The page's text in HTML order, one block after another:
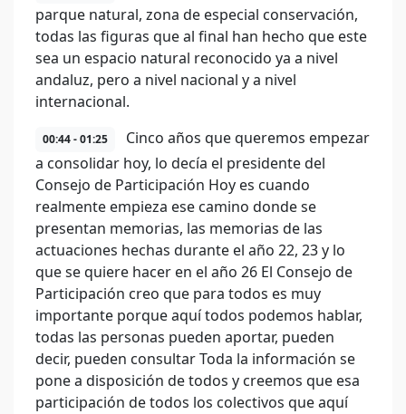
parque natural, zona de especial conservación,
todas las figuras que al final han hecho que este
sea un espacio natural reconocido ya a nivel
andaluz, pero a nivel nacional y a nivel
internacional.
00:44 - 01:25
Cinco años que queremos empezar
a consolidar hoy, lo decía el presidente del
Consejo de Participación Hoy es cuando
realmente empieza ese camino donde se
presentan memorias, las memorias de las
actuaciones hechas durante el año 22, 23 y lo
que se quiere hacer en el año 26 El Consejo de
Participación creo que para todos es muy
importante porque aquí todos podemos hablar,
todas las personas pueden aportar, pueden
decir, pueden consultar Toda la información se
pone a disposición de todos y creemos que esa
participación de todos los colectivos que aquí